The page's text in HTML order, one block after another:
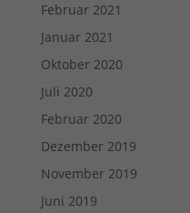
Februar 2021
Januar 2021
Oktober 2020
Juli 2020
Februar 2020
Dezember 2019
November 2019
Juni 2019